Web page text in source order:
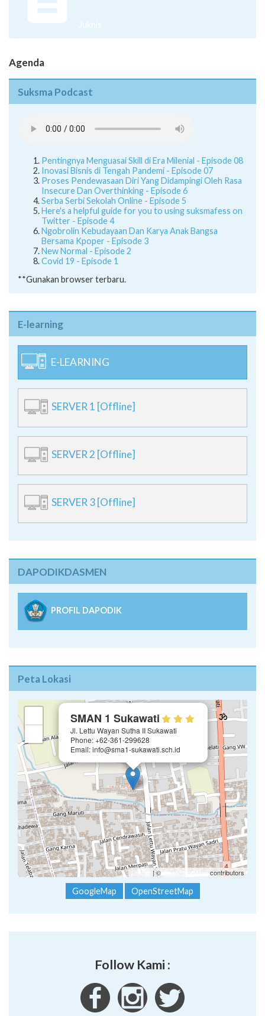
Juknis
Agenda
Suksma Podcast
Pentingnya Menguasai Skill di Era Milenial - Episode 08
Inovasi Bisnis di Tengah Pandemi - Episode 07
Proses Pendewasaan Diri Yang Didampingi Oleh Rasa
Insecure Dan Overthinking - Episode 6
Serba Serbi Sekolah Online - Episode 5
Here's a helpful guide for you to using suksmafess on
Twitter - Episode 4
Ngobrolin Kebudayaan Dan Karya Anak Bangsa
Bersama Kpoper - Episode 3
New Normal - Episode 2
Covid 19 - Episode 1
**Gunakan browser terbaru.
E-learning
E-LEARNING
SERVER 1 [Offline]
SERVER 2 [Offline]
SERVER 3 [Offline]
DAPODIKDASMEN
PROFIL DAPODIK
Peta Lokasi
SMAN 1 Sukawati
Jl. Lettu Wayan Sutha II Sukawati
Phone: +62-361-299628
Email: info@sma1-sukawati.sch.id
Leaflet | ©OpenStreetMap contributors
GoogleMap OpenStreetMap
Follow Kami :